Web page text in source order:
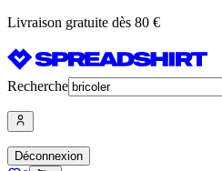
Livraison gratuite dès 80 €
Recherche
Déconnexion